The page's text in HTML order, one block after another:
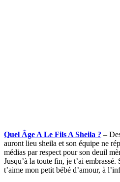
Quel Âge A Le Fils A Sheila ? –
auront lieu sheila et son équipe ne
médias par respect pour son deuil
Jusqu’à la toute fin, je t’ai
t’aime mon petit bébé d’amour, à